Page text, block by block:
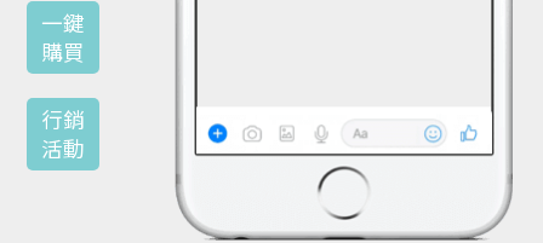
一鍵
購買
行銷
活動